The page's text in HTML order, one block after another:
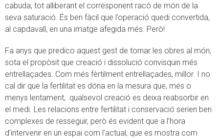
cabuda, tot alliberant el corresponent racó de món de la
seva saturació. És ben fàcil que l’operació quedi convertida,
al capdavall, en una imatge afegida més. Però!
Fa anys que predico aquest gest de tornar les obres al món,
sota el propòsit que creació i dissolució convisquin més
entrellaçades. Com més fèrtilment entrellaçades, millor. I no
cal dir que la fertilitat es dóna en la mesura que, més o
menys lentament, qualsevol creació es deixa reabsorbir en
el medi. Les relacions entre fertilitat i conservació serien ben
complexes de resseguir, però és evident que a l’hora
d’intervenir en un espai com l’actual, que es mostra com